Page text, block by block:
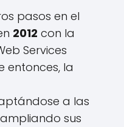
pasos en el
2012 con la
Services
entonces, la
a las
sus